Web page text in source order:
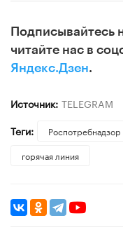
Подписывайтесь
читайте нас в
Яндекс.Дзен.
Источник: TELEGRAM
Теги:
Роспотребнадзор
горячая линия